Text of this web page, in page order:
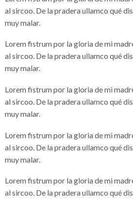
al sircoo. De la pradera ullamco qué
muy malar.
Lorem fistrum por la gloria de mi
al sircoo. De la pradera ullamco qué
muy malar.
Lorem fistrum por la gloria de mi
al sircoo. De la pradera ullamco qué
muy malar.
Lorem fistrum por la gloria de mi
al sircoo. De la pradera ullamco qué
muy malar.
Lorem fistrum por la gloria de mi
al sircoo. De la pradera ullamco qué